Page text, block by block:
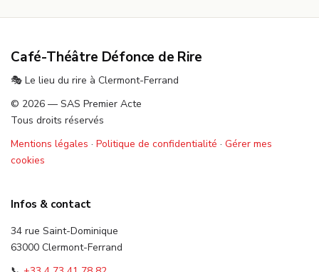
Café-Théâtre Défonce de Rire
🎭 Le lieu du rire à Clermont-Ferrand
© 2026 — SAS Premier Acte
Tous droits réservés
Mentions légales · Politique de confidentialité · Gérer mes
cookies
Infos & contact
34 rue Saint-Dominique
63000 Clermont-Ferrand